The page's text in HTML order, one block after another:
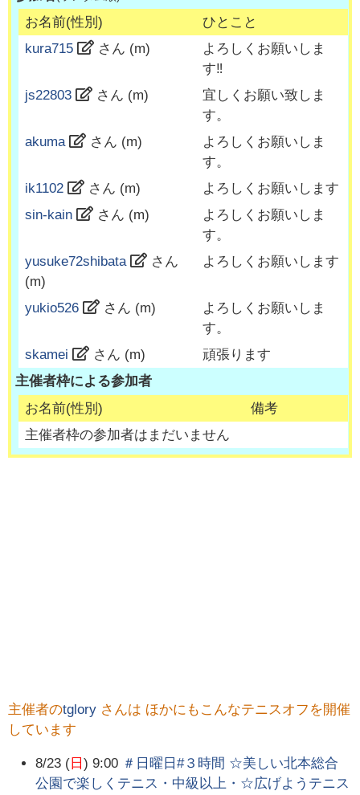
お名前(性別)
ひとこと
kura715
さん (m)
よろしくお願いしま
す‼︎
js22803
さん (m)
宜しくお願い致しま
す。
akuma
さん (m)
よろしくお願いしま
す。
ik1102
さん (m)
よろしくお願いします
sin-kain
さん (m)
よろしくお願いしま
す。
yusuke72shibata
さん
(m)
よろしくお願いします
yukio526 さん (m)
よろしくお願いしま
す。
skamei
さん (m)
頑張ります
主催者枠による参加者
お名前(性別)
備考
主催者枠の参加者はまだいません
主催者のtglory さんは ほかにもこんなテニスオフを開催
しています
8/23 ( 日) 9:00 ＃日曜日#３時間 ☆美しい北本総合
公園で楽しくテニス・中級以上・☆広げようテニス